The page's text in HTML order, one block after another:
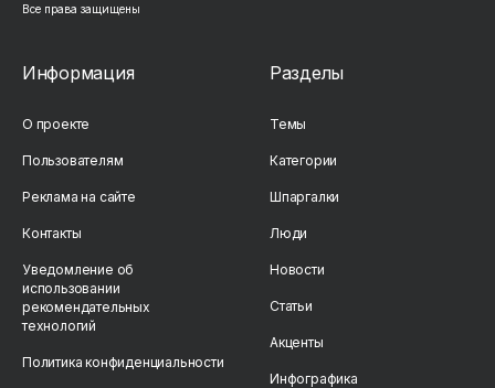
Все права защищены
Информация
О проекте
Пользователям
Реклама на сайте
Контакты
Уведомление об
использовании
рекомендательных
технологий
Политика конфиденциальности
Разделы
Темы
Категории
Шпаргалки
Люди
Новости
Статьи
Акценты
Инфографика